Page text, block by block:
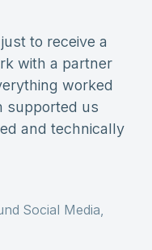
to receive a
with a partner
worked
supported us
and technically
Social Media,